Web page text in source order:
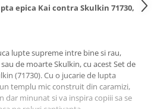
epica Kai contra Skulkin 71730,
lupte supreme intre bine si rau,
de moarte Skulkin, cu acest Set de
(71730). Cu o jucarie de lupta
templu mic construit din caramizi,
dar minunat si va inspira copiii sa se